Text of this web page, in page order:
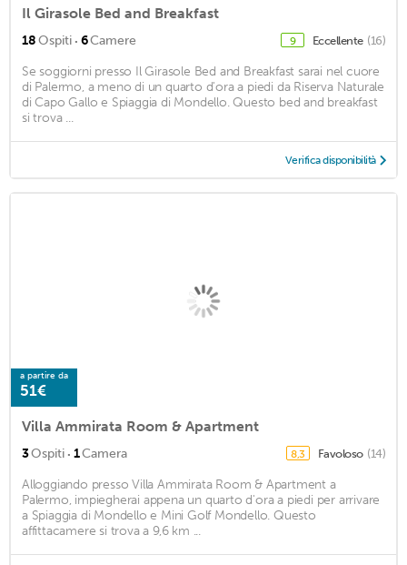
Il Girasole Bed and Breakfast
18Ospiti · 6Camere 9 Eccellente (16)
Se soggiorni presso Il Girasole Bed and Breakfast sarai nel cuore
di Palermo, a meno di un quarto d'ora a piedi da Riserva Naturale
di Capo Gallo e Spiaggia di Mondello. Questo bed and breakfast
si trova ...
Verifica disponibilità
a partire da
51€
Villa Ammirata Room & Apartment
3Ospiti · 1Camera 8,3 Favoloso (14)
Alloggiando presso Villa Ammirata Room & Apartment a
Palermo, impiegherai appena un quarto d'ora a piedi per arrivare
a Spiaggia di Mondello e Mini Golf Mondello. Questo
affittacamere si trova a 9,6 km ...